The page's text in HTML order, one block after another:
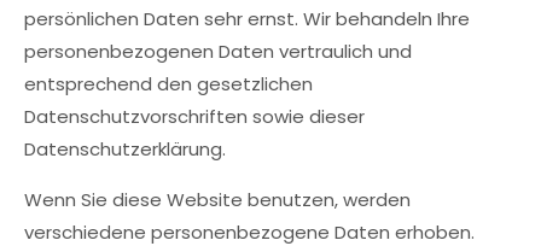
persönlichen Daten sehr ernst. Wir behandeln Ihre
personenbezogenen Daten vertraulich und
entsprechend den gesetzlichen
Datenschutzvorschriften sowie dieser
Datenschutzerklärung.
Wenn Sie diese Website benutzen, werden
verschiedene personenbezogene Daten erhoben.